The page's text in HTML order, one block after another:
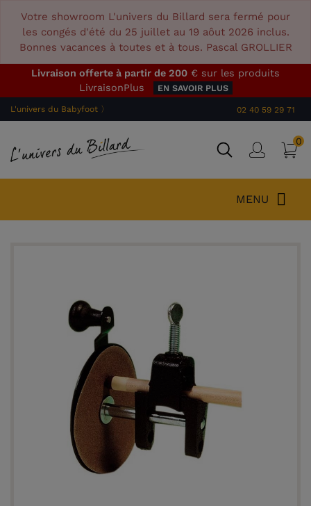
Votre showroom L'univers du Billard sera fermé pour
les congés d'été du 25 juillet au 19 aôut 2026 inclus.
Bonnes vacances à toutes et à tous. Pascal GROLLIER
Livraison offerte à partir de 200 € sur les produits
LivraisonPlus
EN SAVOIR PLUS
L'univers du Babyfoot 〉 02 40 59 29 71
0
MENU